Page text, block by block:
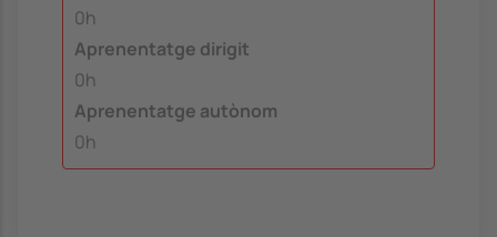
0h
Aprenentatge dirigit
0h
Aprenentatge autònom
0h